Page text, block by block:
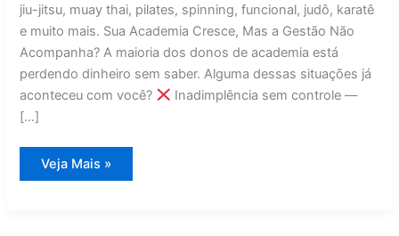
jiu-jitsu, muay thai, pilates, spinning, funcional, judô, karatê
e muito mais. Sua Academia Cresce, Mas a Gestão Não
Acompanha? A maioria dos donos de academia está
perdendo dinheiro sem saber. Alguma dessas situações já
aconteceu com você?
Inadimplência sem controle —
[…]
Sistema
de
Veja Mais »